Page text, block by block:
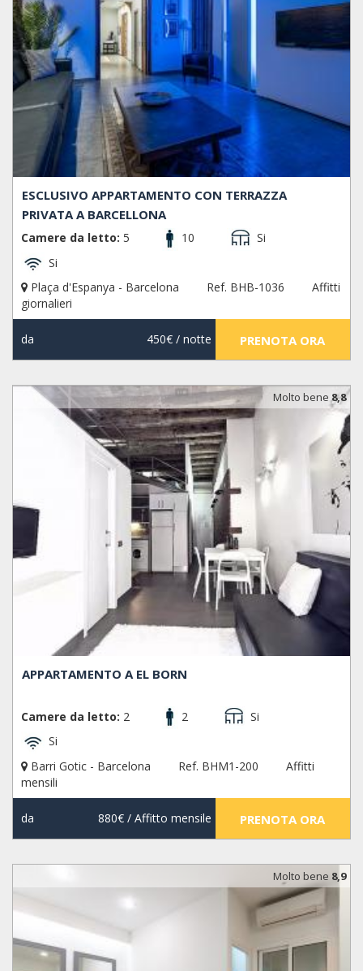
ESCLUSIVO APPARTAMENTO CON TERRAZZA
PRIVATA A BARCELLONA
Camere da letto: 5 10
Si
Si
Plaça d'Espanya - Barcelona
Ref. BHB-1036
Affitti
giornalieri
da 450€/ notte PRENOTA ORA
Molto bene8,8
APPARTAMENTO A EL BORN
Camere da letto: 2 2
Si
Si
Barri Gotic - Barcelona
Ref. BHM1-200
Affitti
mensili
da 880€/ Affitto mensile PRENOTA ORA
Molto bene 8,9